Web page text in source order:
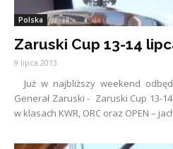
Polska
Zaruski Cup 13-14
9 lipca 2013
Już w najbliższy weekend
Generał Zaruski - Zaruski Cup 13-
w klasach KWR, ORC oraz OPEN –